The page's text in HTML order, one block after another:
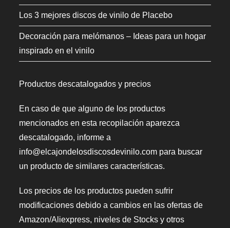
Los 3 mejores discos de vinilo de Placebo
Decoración para melómanos – Ideas para un hogar
inspirado en el vinilo
Productos descatalogados y precios
En caso de que alguno de los productos
mencionados en esta recopilación aparezca
descatalogado, informe a
info@elcajondelosdiscosdevinilo.com para buscar
un producto de similares características.
Los precios de los productos pueden sufrir
modificaciones debido a cambios en las ofertas de
Amazon/Aliexpress, niveles de Stocks y otros